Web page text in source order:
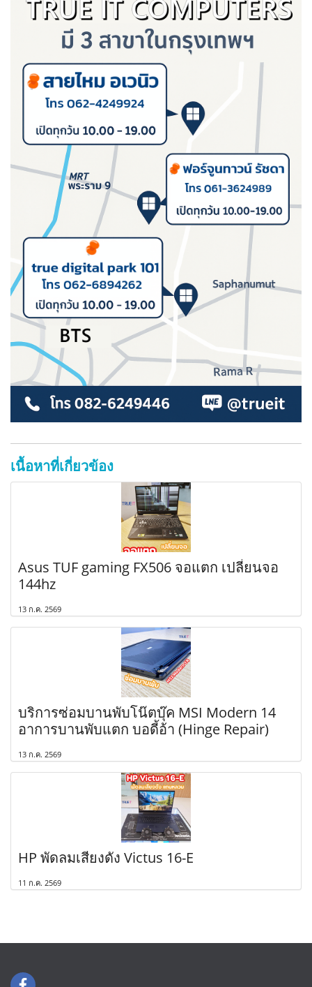
เนื้อหาที่เกี่ยวข้อง
Asus TUF gaming FX506 จอแตก เปลี่ยนจอ
144hz
13 ก.ค. 2569
บริการซ่อมบานพับโน๊ตบุ๊ค MSI Modern 14
อาการบานพับแตก บอดี้อ้า (Hinge Repair)
13 ก.ค. 2569
HP พัดลมเสียงดัง Victus 16-E
11 ก.ค. 2569